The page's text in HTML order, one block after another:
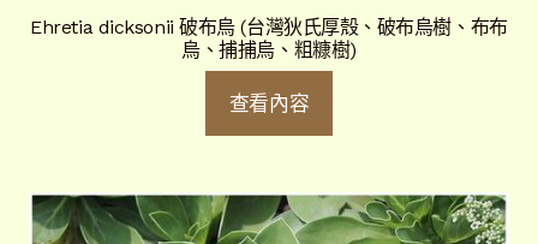
Ehretia dicksonii 破布烏 (台灣狄氏厚殼、破布烏樹、布布
烏、捕捕烏、粗糠樹)
查看內容